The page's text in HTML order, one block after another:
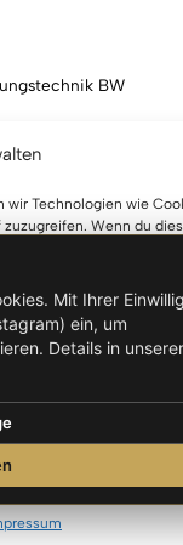
wir Technologien wie
Wenn du
nicht erteilst oder
beeinträchtigt
BW
Mit Ihrer
ein, um
Details in unserer